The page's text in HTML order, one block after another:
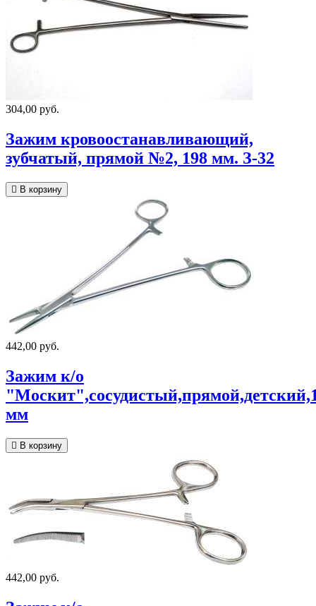
304,00 руб.
Зажим кровоостанавливающий,
зубчатый, прямой №2, 198 мм. З-32
В корзину
442,00 руб.
Зажим к/о
мм
В корзину
442,00 руб.